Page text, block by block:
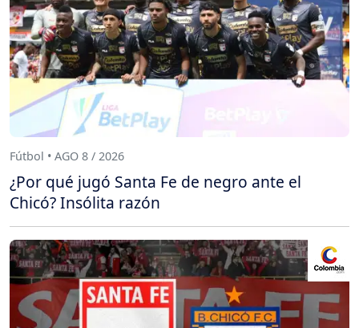
Fútbol • AGO 8 / 2026
¿Por qué jugó Santa Fe de negro ante el
Chicó? Insólita razón